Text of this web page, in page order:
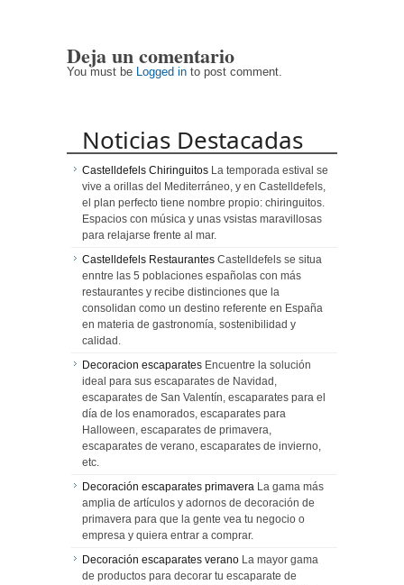
Deja un comentario
You must be Logged in to post comment.
Noticias Destacadas
Castelldefels Chiringuitos La temporada estival se
vive a orillas del Mediterráneo, y en Castelldefels,
el plan perfecto tiene nombre propio: chiringuitos.
Espacios con música y unas vsistas maravillosas
para relajarse frente al mar.
Castelldefels Restaurantes Castelldefels se situa
enntre las 5 poblaciones españolas con más
restaurantes y recibe distinciones que la
consolidan como un destino referente en España
en materia de gastronomía, sostenibilidad y
calidad.
Decoracion escaparates Encuentre la solución
ideal para sus escaparates de Navidad,
escaparates de San Valentín, escaparates para el
día de los enamorados, escaparates para
Halloween, escaparates de primavera,
escaparates de verano, escaparates de invierno,
etc.
Decoración escaparates primavera La gama más
amplia de artículos y adornos de decoración de
primavera para que la gente vea tu negocio o
empresa y quiera entrar a comprar.
Decoración escaparates verano La mayor gama
de productos para decorar tu escaparate de